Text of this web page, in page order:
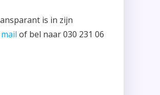
is in zijn
of bel naar 030 231 06